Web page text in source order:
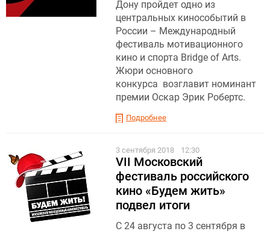
Дону пройдет одно из
центральных кинособытий в
России – Международный
фестиваль мотивационного
кино и спорта Bridge of Arts.
Жюри основного
конкурса возглавит номинант
премии Оскар Эрик Робертс.
Подробнее
3 сентября 2018 12:30
VII Московский
фестиваль российского
кино «Будем жить»
подвел итоги
С 24 августа по 3 сентября в